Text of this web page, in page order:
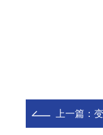
上一篇：